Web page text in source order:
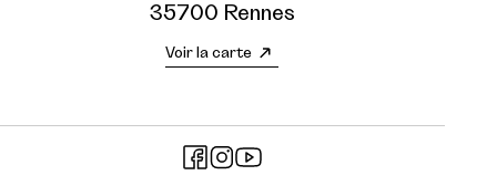
35700 Rennes
Voir la carte